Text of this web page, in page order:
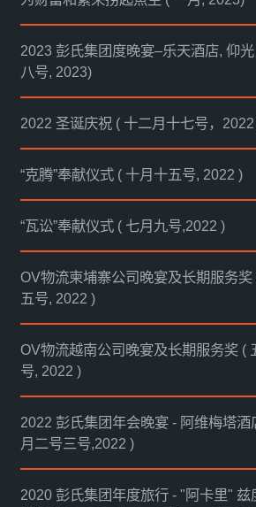
2023 彭氏集团度晚宴–乐天酒店, 仰
八号, 2023)
2022 圣诞庆祝 ( 十二月十七号，
“克腾”奉献仪式 ( 十月十五号, 2022 )
“瓦讼”奉献仪式 ( 七月九号,2022 )
OV物流柬埔寨公司晚宴及长期服务奖
五号, 2022 )
OV物流越南公司晚宴及长期服务奖 (
号, 2022 )
2022 彭氏集团年会晚宴 - 阿维梅塔酒
月二号三号,2022 )
2020 彭氏集团年度旅行 - "阿卡里" 兹